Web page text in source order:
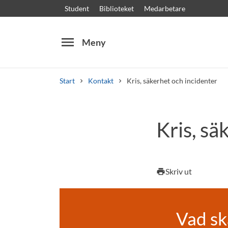
Student Biblioteket Medarbetare
menu Meny
Start Kontakt Kris, säkerhet och incidenter
Kursplaner
Kris,
printSkriv ut
Vad